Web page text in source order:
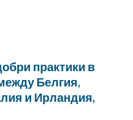
практики в
Белгия,
и Ирландия,